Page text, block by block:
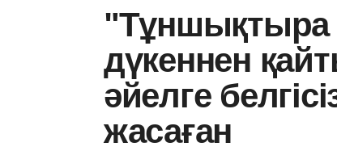
"Тұншықтыра
дүкеннен
әйелге
жасаған